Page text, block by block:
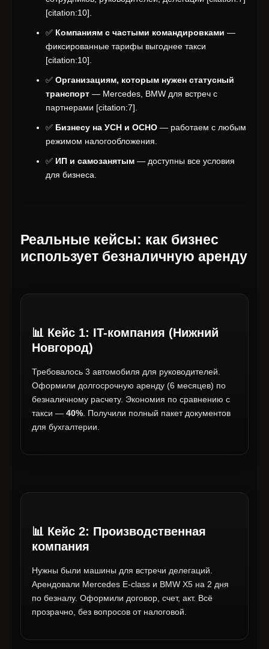
[citation:10].
✅ Компаниям с частыми командировками —
фиксированные тарифы выгоднее такси
[citation:10].
✅ Организациям, которым нужен статусный
транспорт — Mercedes, BMW для встреч с
партнерами [citation:7].
✅ Бизнесу на УСН и ОСНО — работаем с любым
режимом налогообложения.
✅ ИП и самозанятым — доступны все условия
для бизнеса.
Реальные кейсы: как бизнес
использует безналичную аренду
📊 Кейс 1: IT-компания (Нижний
Новгород)
Требовалось 3 автомобиля для руководителей.
Оформили долгосрочную аренду (6 месяцев) по
безналичному расчету. Экономия по сравнению с
такси — 40% . Получили полный пакет документов
для бухгалтерии.
📊 Кейс 2: Производственная
компания
Нужны были машины для встречи делегаций.
Арендовали Mercedes E-class и BMW X5 на 2 дня
по безналу. Оформили договор, счет, акт. Всё
прозрачно, без вопросов от налоговой.